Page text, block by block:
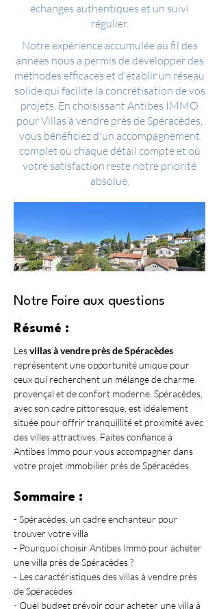
échanges authentiques et un suivi
régulier.
Notre expérience accumulée au fil des
années nous a permis de développer des
méthodes efficaces et d'établir un réseau
solide qui facilite la concrétisation de vos
projets. En choisissant Antibes IMMO
pour Villas à vendre près de Spéracèdes,
vous bénéficiez d'un accompagnement
complet où chaque détail compte et où
votre satisfaction reste notre priorité
absolue.
Notre Foire aux questions
Résumé :
Les villas à vendre près de Spéracèdes
représentent une opportunité unique pour
ceux qui recherchent un mélange de charme
provençal et de confort moderne. Spéracèdes,
avec son cadre pittoresque, est idéalement
située pour offrir tranquillité et proximité avec
des villes attractives. Faites confiance à
Antibes Immo pour vous accompagner dans
votre projet immobilier près de Spéracèdes.
Sommaire :
- Spéracèdes, un cadre enchanteur pour
trouver votre villa
- Pourquoi choisir Antibes Immo pour acheter
une villa près de Spéracèdes ?
- Les caractéristiques des villas à vendre près
de Spéracèdes
- Quel budget prévoir pour acheter une villa à